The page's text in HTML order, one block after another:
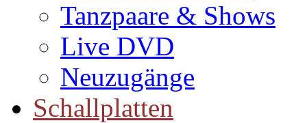
Tanzpaare & Shows
Live DVD
Neuzugänge
Schallplatten